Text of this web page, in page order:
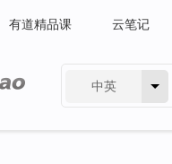
有道精品课 云笔记
中英